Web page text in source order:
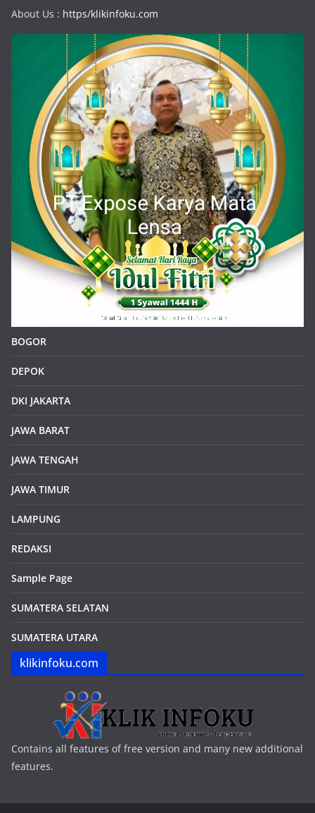
About Us : https/klikinfoku.com
BOGOR
DEPOK
DKI JAKARTA
JAWA BARAT
JAWA TENGAH
JAWA TIMUR
LAMPUNG
REDAKSI
Sample Page
SUMATERA SELATAN
SUMATERA UTARA
klikinfoku.com
Contains all features of free version and many new additional
features.